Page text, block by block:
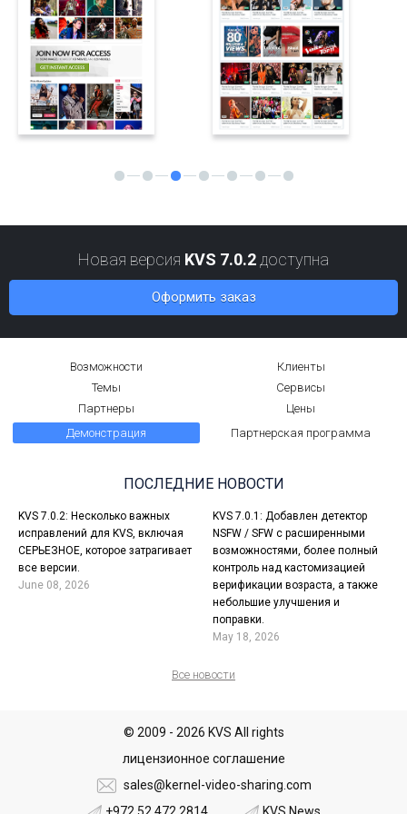
Обновление KVS v6.3.1 доступно для
скачивания
29 April, 2025
Обновление 6.3.1: мы закончили период бета тестирование и
исправлений для 6.3.0, а также поддержка GEO блокировки
2024
KVS 6.3.0
Версия 6.3.0 доступна в альфа режиме (для новых
инсталляций): Системные изменения в коде по всему проекту,
поддержка AVIF формата для тумб видео и альбомов,
улучшения в статистике и графики, поддержка ротатора на
сателлитах, редактирование статических файлов и десятки
2023
Новая версия KVS 7.0.2 доступна
Оформить заказ
Возможности
Клиенты
Темы
Сервисы
Партнеры
Цены
Демонстрация
Партнерская программа
ПОСЛЕДНИЕ НОВОСТИ
KVS 7.0.2: Несколько важных
исправлений для KVS, включая
СЕРЬЕЗНОЕ, которое затрагивает
все версии.
June 08, 2026
KVS 7.0.1: Добавлен детектор
NSFW / SFW с расширенными
возможностями, более полный
контроль над кастомизацией
верификации возраста, а также
небольшие улучшения и
поправки.
May 18, 2026
Все новости
© 2009 - 2026 KVS All rights
лицензионное соглашение
sales@kernel-video-sharing.com